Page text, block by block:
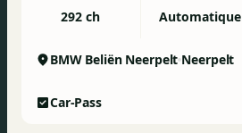
292 ch Automatique
BMW Beliën Neerpelt Neerpelt
Car-Pass